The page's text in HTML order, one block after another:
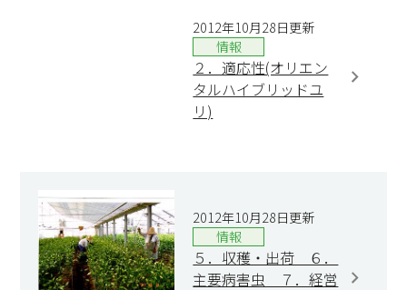
2012年10月28日更新
情報
２．適応性(オリエン
タルハイブリッドユ
リ)
2012年10月28日更新
情報
５．収穫・出荷 ６．
主要病害虫 ７．経営